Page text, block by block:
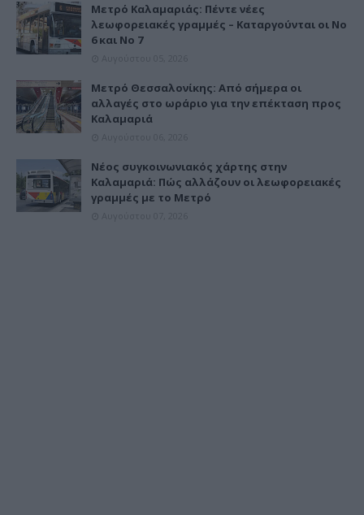
Μετρό Καλαμαριάς: Πέντε νέες
λεωφορειακές γραμμές – Καταργούνται οι Νο
6 και Νο 7
Μετρό Θεσσαλονίκης: Από σήμερα οι
αλλαγές στο ωράριο για την επέκταση προς
Καλαμαριά
Νέος συγκοινωνιακός χάρτης στην
Καλαμαριά: Πώς αλλάζουν οι λεωφορειακές
γραμμές με το Μετρό